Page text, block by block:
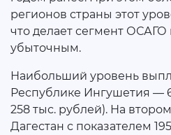
регионов страны этот
что делает сегмент ОСАГО
убыточным.
Наибольший уровень
Республике Ингушетия —
258 тыс. рублей). На
Дагестан с показателем